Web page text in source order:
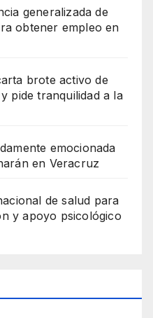
generalizada de
obtener empleo en
brote activo de
pide tranquilidad a la
emocionada
en Veracruz
de salud para
y apoyo psicológico